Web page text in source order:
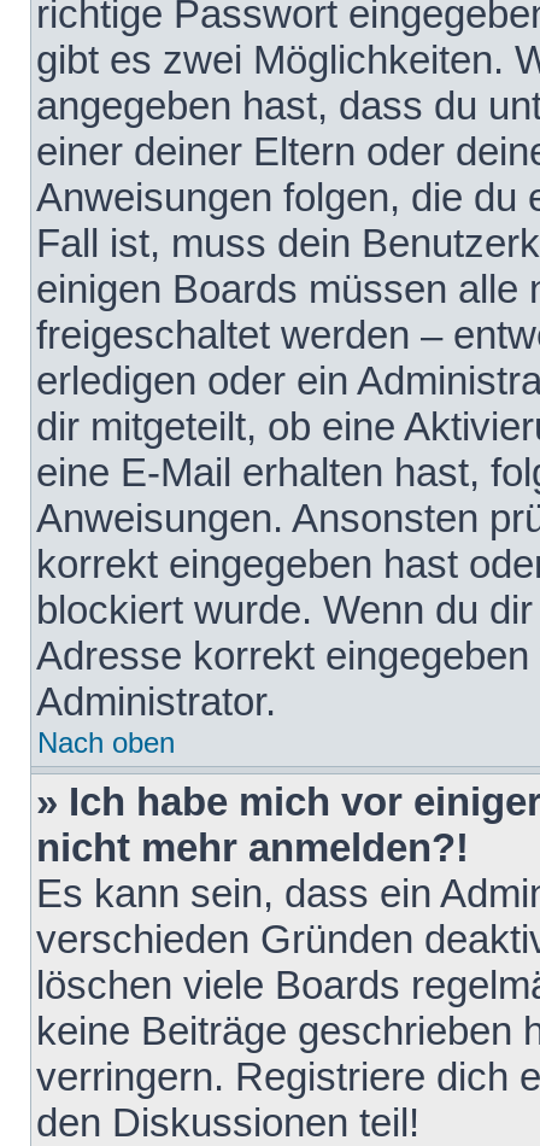
richtige Passwort
gibt es zwei Möglichkeiten.
angegeben hast, dass du
einer deiner Eltern oder
Anweisungen folgen, die du
Fall ist, muss dein
einigen Boards müssen alle
freigeschaltet werden –
erledigen oder ein
dir mitgeteilt, ob eine
eine E-Mail erhalten hast,
Anweisungen. Ansonsten
korrekt eingegeben hast
blockiert wurde. Wenn du
Adresse korrekt
Administrator.
Nach oben
» Ich habe mich vor
nicht mehr anmelden?!
Es kann sein, dass ein
verschieden Gründen
löschen viele Boards
keine Beiträge geschrieben
verringern. Registriere dich
den Diskussionen teil!